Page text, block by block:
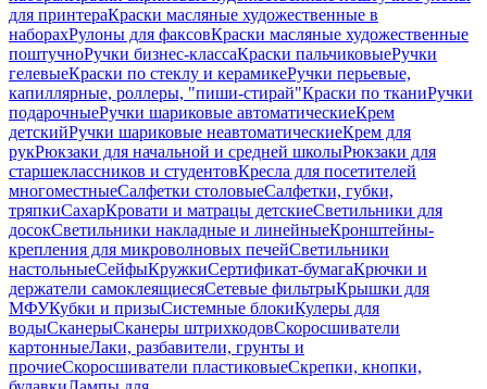
для принтераКраски масляные художественные в
наборахРулоны для факсовКраски масляные художественные
поштучноРучки бизнес-классаКраски пальчиковыеРучки
гелевыеКраски по стеклу и керамикеРучки перьевые,
капиллярные, роллеры, "пиши-стирай"Краски по тканиРучки
подарочныеРучки шариковые автоматическиеКрем
детскийРучки шариковые неавтоматическиеКрем для
рукРюкзаки для начальной и средней школыРюкзаки для
старшеклассников и студентовКресла для посетителей
многоместныеСалфетки столовыеСалфетки, губки,
тряпкиСахарКровати и матрацы детскиеСветильники для
досокСветильники накладные и линейныеКронштейны-
крепления для микроволновых печейСветильники
настольныеСейфыКружкиСертификат-бумагаКрючки и
держатели самоклеящиесяСетевые фильтрыКрышки для
МФУКубки и призыСистемные блокиКулеры для
водыСканерыСканеры штрихкодовСкоросшиватели
картонныеЛаки, разбавители, грунты и
прочиеСкоросшиватели пластиковыеСкрепки, кнопки,